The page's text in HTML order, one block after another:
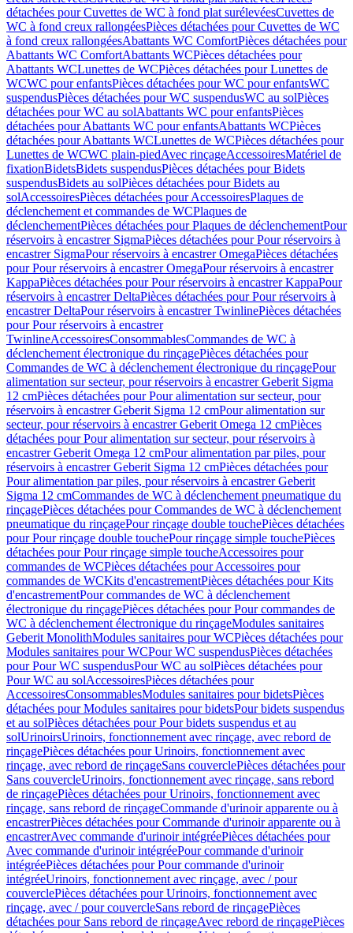
détachées pour Cuvettes de WC à fond plat surélevéesCuvettes de
WC à fond creux rallongéesPièces détachées pour Cuvettes de WC
à fond creux rallongéesAbattants WC ComfortPièces détachées pour
Abattants WC ComfortAbattants WCPièces détachées pour
Abattants WCLunettes de WCPièces détachées pour Lunettes de
WCWC pour enfantsPièces détachées pour WC pour enfantsWC
suspendusPièces détachées pour WC suspendusWC au solPièces
détachées pour WC au solAbattants WC pour enfantsPièces
détachées pour Abattants WC pour enfantsAbattants WCPièces
détachées pour Abattants WCLunettes de WCPièces détachées pour
Lunettes de WCWC plain-piedAvec rinçageAccessoiresMatériel de
fixationBidetsBidets suspendusPièces détachées pour Bidets
suspendusBidets au solPièces détachées pour Bidets au
solAccessoiresPièces détachées pour AccessoiresPlaques de
déclenchement et commandes de WCPlaques de
déclenchementPièces détachées pour Plaques de déclenchementPour
réservoirs à encastrer SigmaPièces détachées pour Pour réservoirs à
encastrer SigmaPour réservoirs à encastrer OmegaPièces détachées
pour Pour réservoirs à encastrer OmegaPour réservoirs à encastrer
KappaPièces détachées pour Pour réservoirs à encastrer KappaPour
réservoirs à encastrer DeltaPièces détachées pour Pour réservoirs à
encastrer DeltaPour réservoirs à encastrer TwinlinePièces détachées
pour Pour réservoirs à encastrer
TwinlineAccessoiresConsommablesCommandes de WC à
déclenchement électronique du rinçagePièces détachées pour
Commandes de WC à déclenchement électronique du rinçagePour
alimentation sur secteur, pour réservoirs à encastrer Geberit Sigma
12 cmPièces détachées pour Pour alimentation sur secteur, pour
réservoirs à encastrer Geberit Sigma 12 cmPour alimentation sur
secteur, pour réservoirs à encastrer Geberit Omega 12 cmPièces
détachées pour Pour alimentation sur secteur, pour réservoirs à
encastrer Geberit Omega 12 cmPour alimentation par piles, pour
réservoirs à encastrer Geberit Sigma 12 cmPièces détachées pour
Pour alimentation par piles, pour réservoirs à encastrer Geberit
Sigma 12 cmCommandes de WC à déclenchement pneumatique du
rinçagePièces détachées pour Commandes de WC à déclenchement
pneumatique du rinçagePour rinçage double touchePièces détachées
pour Pour rinçage double touchePour rinçage simple touchePièces
détachées pour Pour rinçage simple toucheAccessoires pour
commandes de WCPièces détachées pour Accessoires pour
commandes de WCKits d'encastrementPièces détachées pour Kits
d'encastrementPour commandes de WC à déclenchement
électronique du rinçagePièces détachées pour Pour commandes de
WC à déclenchement électronique du rinçageModules sanitaires
Geberit MonolithModules sanitaires pour WCPièces détachées pour
Modules sanitaires pour WCPour WC suspendusPièces détachées
pour Pour WC suspendusPour WC au solPièces détachées pour
Pour WC au solAccessoiresPièces détachées pour
AccessoiresConsommablesModules sanitaires pour bidetsPièces
détachées pour Modules sanitaires pour bidetsPour bidets suspendus
et au solPièces détachées pour Pour bidets suspendus et au
solUrinoirsUrinoirs, fonctionnement avec rinçage, avec rebord de
rinçagePièces détachées pour Urinoirs, fonctionnement avec
rinçage, avec rebord de rinçageSans couverclePièces détachées pour
Sans couvercleUrinoirs, fonctionnement avec rinçage, sans rebord
de rinçagePièces détachées pour Urinoirs, fonctionnement avec
rinçage, sans rebord de rinçageCommande d'urinoir apparente ou à
encastrerPièces détachées pour Commande d'urinoir apparente ou à
encastrerAvec commande d'urinoir intégréePièces détachées pour
Avec commande d'urinoir intégréePour commande d'urinoir
intégréePièces détachées pour Pour commande d'urinoir
intégréeUrinoirs, fonctionnement avec rinçage, avec / pour
couverclePièces détachées pour Urinoirs, fonctionnement avec
rinçage, avec / pour couvercleSans rebord de rinçagePièces
détachées pour Sans rebord de rinçageAvec rebord de rinçagePièces